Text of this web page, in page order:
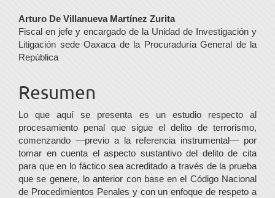
Contenido
principal
del
artículo
Arturo De Villanueva Martínez Zurita
Fiscal en jefe y encargado de la Unidad de Investigación y
Litigación sede Oaxaca de la Procuraduría General de la
República
Resumen
Lo que aquí se presenta es un estudio respecto al
procesamiento penal que sigue el delito de terrorismo,
comenzando —previo a la referencia instrumental— por
tomar en cuenta el aspecto sustantivo del delito de cita
para que en lo fáctico sea acreditado a través de la prueba
que se genere, lo anterior con base en el Código Nacional
de Procedimientos Penales y con un enfoque de respeto a